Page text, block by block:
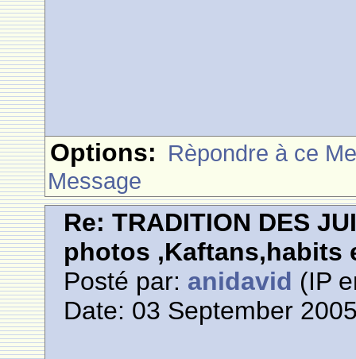
Options: Rèpondre à ce
Message
Re: TRADITION DES
photos ,Kaftans,habits
Posté par: anidavid (IP
Date: 03 September